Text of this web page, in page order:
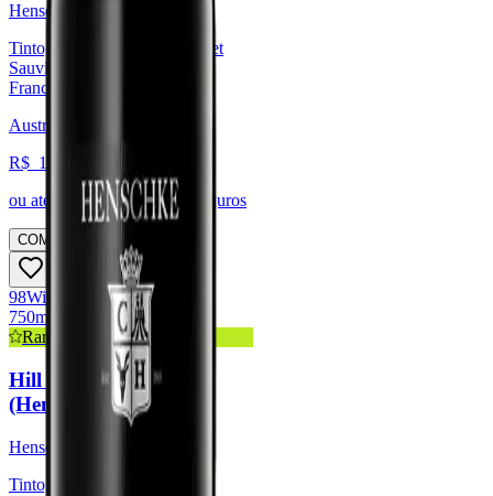
Henschke
Tinto, Syrah / Shiraz, Cabernet
Sauvignon, Merlot, Cabernet
Franc
Austrália, Barossa
R$ 1.253,94
ou até
x de R$ 208,99 sem juros
COMPRAR
98Wine
Spectator
750ml
Raridade
Hill of Grace 2006
(Henschke)
Henschke
Tinto, Syrah / Shiraz